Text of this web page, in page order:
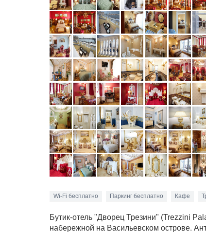
Wi-Fi бесплатно Паркинг бесплатно Кафе
Бутик-отель "Дворец Трезини" (Trezzini
набережной на Васильевском острове.